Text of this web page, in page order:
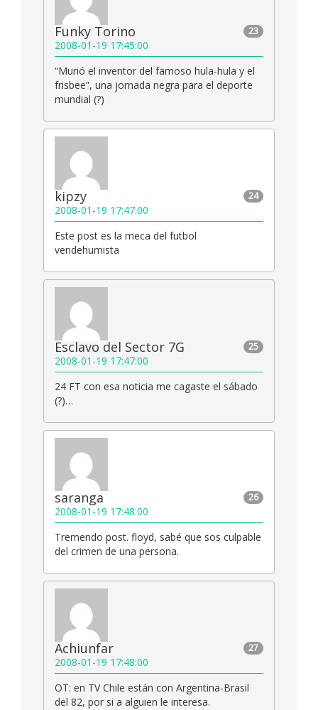
23
Funky Torino
2008-01-19 17:45:00
“Murió el inventor del famoso hula-hula y el
frisbee”, una jornada negra para el deporte
mundial (?)
24
kipzy
2008-01-19 17:47:00
Este post es la meca del futbol
vendehumista
25
Esclavo del Sector 7G
2008-01-19 17:47:00
24 FT con esa noticia me cagaste el sábado
(?)…
26
saranga
2008-01-19 17:48:00
Tremendo post. floyd, sabé que sos culpable
del crimen de una persona.
27
Achiunfar
2008-01-19 17:48:00
OT: en TV Chile están con Argentina-Brasil
del 82, por si a alguien le interesa.